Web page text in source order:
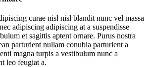
curae nisl nisl blandit nunc vel massa
adipiscing adipiscing at a suspendisse
et sagittis aptent ornare. Purus nostra
parturient nullam conubia parturient a
magna turpis a vestibulum nunc a
leo feugiat a.